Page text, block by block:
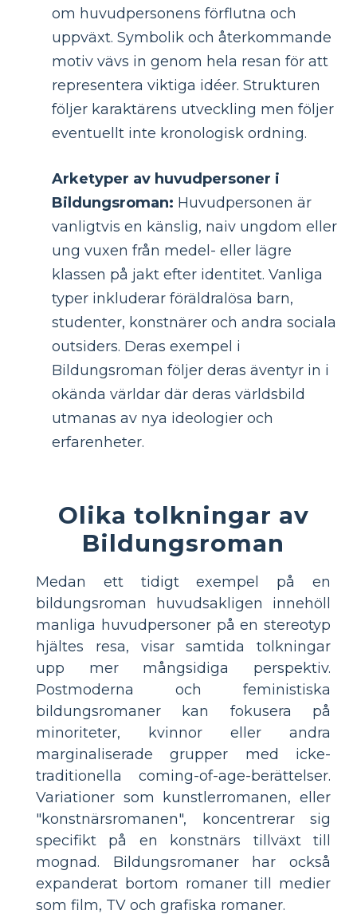
om huvudpersonens förflutna och
uppväxt. Symbolik och återkommande
motiv vävs in genom hela resan för att
representera viktiga idéer. Strukturen
följer karaktärens utveckling men följer
eventuellt inte kronologisk ordning.
Arketyper av huvudpersoner i
Bildungsroman: Huvudpersonen är
vanligtvis en känslig, naiv ungdom eller
ung vuxen från medel- eller lägre
klassen på jakt efter identitet. Vanliga
typer inkluderar föräldralösa barn,
studenter, konstnärer och andra sociala
outsiders. Deras exempel i
Bildungsroman följer deras äventyr in i
okända världar där deras världsbild
utmanas av nya ideologier och
erfarenheter.
Olika tolkningar av
Bildungsroman
Medan ett tidigt exempel på en
bildungsroman huvudsakligen innehöll
manliga huvudpersoner på en stereotyp
hjältes resa, visar samtida tolkningar
upp mer mångsidiga perspektiv.
Postmoderna och feministiska
bildungsromaner kan fokusera på
minoriteter, kvinnor eller andra
marginaliserade grupper med icke-
traditionella coming-of-age-berättelser.
Variationer som kunstlerromanen, eller
"konstnärsromanen", koncentrerar sig
specifikt på en konstnärs tillväxt till
mognad. Bildungsromaner har också
expanderat bortom romaner till medier
som film, TV och grafiska romaner.